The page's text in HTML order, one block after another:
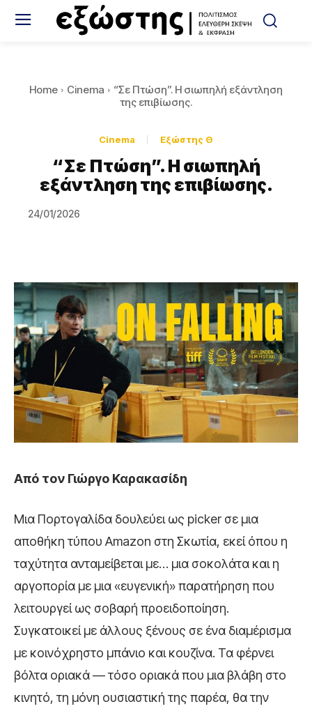
Home Cinema
“Σε Πτώση”. Η σιωπηλή εξάντληση
της επιβίωσης.
Cinema Εξώστης Θ
“Σε Πτώση”. Η σιωπηλή
εξάντληση της επιβίωσης.
24/01/2026
Από τον Γιώργο Καρακασίδη
Μια Πορτογαλίδα δουλεύει ως picker σε μια
αποθήκη τύπου Amazon στη Σκωτία, εκεί όπου η
ταχύτητα ανταμείβεται με… μια σοκολάτα και η
αργοπορία με μια «ευγενική» παρατήρηση που
λειτουργεί ως σοβαρή προειδοποίηση.
Συγκατοικεί με άλλους ξένους σε ένα διαμέρισμα
με κοινόχρηστο μπάνιο και κουζίνα. Τα φέρνει
βόλτα οριακά — τόσο οριακά που μια βλάβη στο
κινητό, τη μόνη ουσιαστική της παρέα, θα την